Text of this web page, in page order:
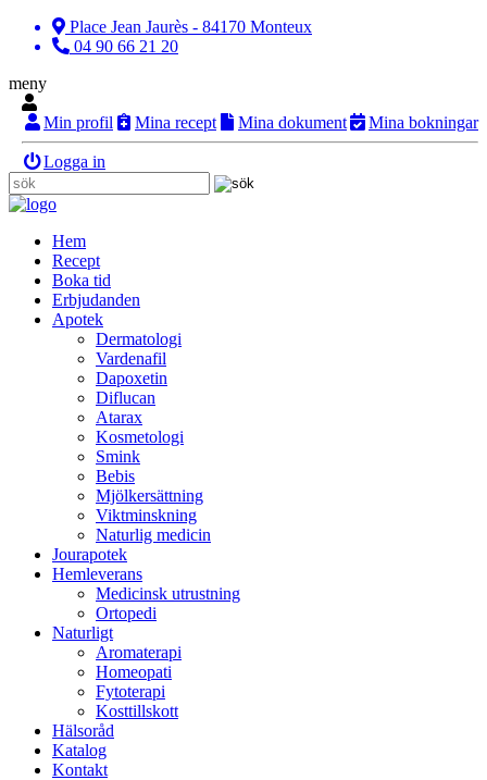
Place Jean Jaurès - 84170 Monteux
04 90 66 21 20
meny
Min profil Mina recept Mina dokument Mina bokningar
Logga in
Hem
Recept
Boka tid
Erbjudanden
Apotek
Dermatologi
Vardenafil
Dapoxetin
Diflucan
Atarax
Kosmetologi
Smink
Bebis
Mjölkersättning
Viktminskning
Naturlig medicin
Jourapotek
Hemleverans
Medicinsk utrustning
Ortopedi
Naturligt
Aromaterapi
Homeopati
Fytoterapi
Kosttillskott
Hälsoråd
Katalog
Kontakt